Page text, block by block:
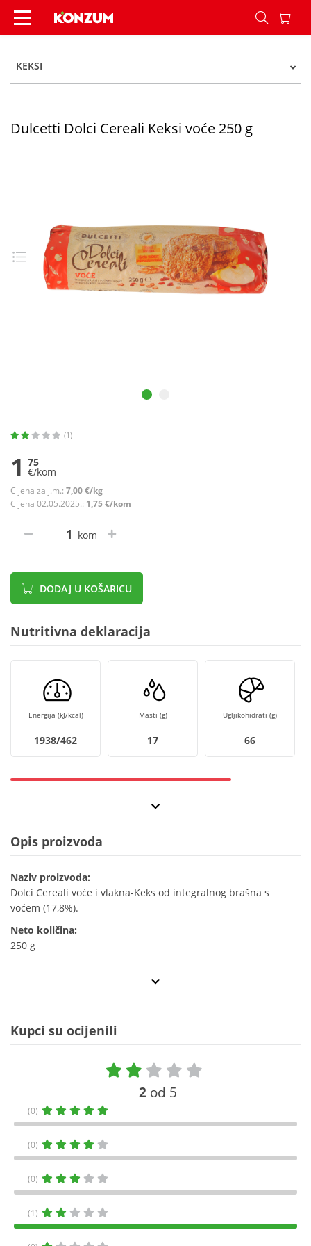
Dulcetti Dolci Cereali Keksi voće 250 g - Konzum
KEKSI
Dulcetti Dolci Cereali Keksi voće 250 g
(1)
1 75
€/kom
Cijena za j.m.: 7,00 €/kg
Cijena 02.05.2025.: 1,75 €/kom
kom
DODAJ U KOŠARICU
Nutritivna deklaracija
Energija (kJ/kcal)
1938/462
Masti (g)
17
Ugljikohidrati (g)
66
Opis proizvoda
Naziv proizvoda:
Dolci Cereali voće i vlakna-Keks od integralnog brašna s
voćem (17,8%).
Neto količina:
250 g
Kupci su ocijenili
2 od 5
(0)
(0)
(0)
(1)